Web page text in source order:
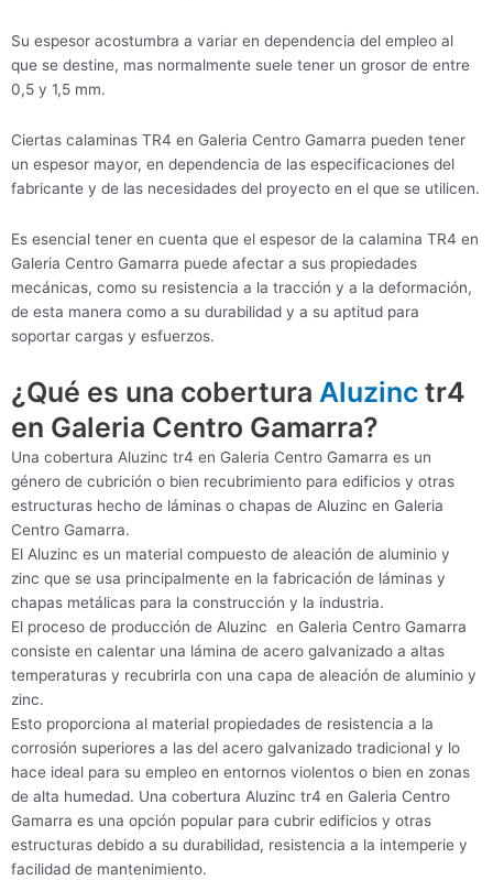
Su espesor acostumbra a variar en dependencia del empleo al
que se destine, mas normalmente suele tener un grosor de entre
0,5 y 1,5 mm.
Ciertas calaminas TR4 en Galeria Centro Gamarra pueden tener
un espesor mayor, en dependencia de las especificaciones del
fabricante y de las necesidades del proyecto en el que se utilicen.
Es esencial tener en cuenta que el espesor de la calamina TR4 en
Galeria Centro Gamarra puede afectar a sus propiedades
mecánicas, como su resistencia a la tracción y a la deformación,
de esta manera como a su durabilidad y a su aptitud para
soportar cargas y esfuerzos.
¿Qué es una cobertura Aluzinc tr4
en Galeria Centro Gamarra?
Una cobertura Aluzinc tr4 en Galeria Centro Gamarra es un
género de cubrición o bien recubrimiento para edificios y otras
estructuras hecho de láminas o chapas de Aluzinc en Galeria
Centro Gamarra.
El Aluzinc es un material compuesto de aleación de aluminio y
zinc que se usa principalmente en la fabricación de láminas y
chapas metálicas para la construcción y la industria.
El proceso de producción de Aluzinc en Galeria Centro Gamarra
consiste en calentar una lámina de acero galvanizado a altas
temperaturas y recubrirla con una capa de aleación de aluminio y
zinc.
Esto proporciona al material propiedades de resistencia a la
corrosión superiores a las del acero galvanizado tradicional y lo
hace ideal para su empleo en entornos violentos o bien en zonas
de alta humedad. Una cobertura Aluzinc tr4 en Galeria Centro
Gamarra es una opción popular para cubrir edificios y otras
estructuras debido a su durabilidad, resistencia a la intemperie y
facilidad de mantenimiento.